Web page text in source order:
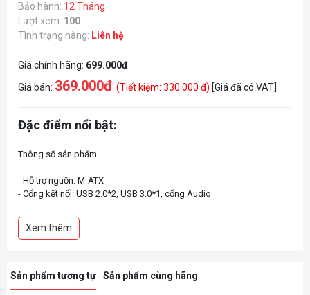
Bảo hành: 12 Tháng
Lượt xem: 100
Tình trạng hàng: Liên hệ
Giá chính hãng: 699.000đ
Giá bán: 369.000đ (Tiết kiệm: 330.000 đ) [Giá đã có VAT]
Đặc điểm nổi bật:
Thông số sản phẩm
- Hỗ trợ nguồn: M-ATX
- Cổng kết nối: USB 2.0*2, USB 3.0*1, cổng Audio
- Hỗ trợ VGA có chiều dài lớn nhất 270mmSố khay ổ cứng: HDD*1,
SSD*1
- Hỗ trợ kích thước main: M-ATX/ ITX
Xem thêm
Sản phẩm tương tự Sản phẩm cùng hãng